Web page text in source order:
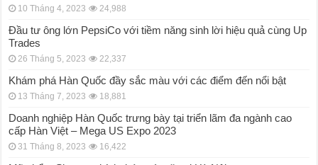
10 Tháng 4, 2023 24,988
Đầu tư ông lớn PepsiCo với tiềm năng sinh lời hiệu quả cùng Up
Trades
26 Tháng 5, 2023 22,337
Khám phá Hàn Quốc đầy sắc màu với các điểm đến nổi bật
13 Tháng 7, 2023 18,881
Doanh nghiệp Hàn Quốc trưng bày tại triển lãm đa ngành cao
cấp Hàn Việt – Mega US Expo 2023
31 Tháng 8, 2023 16,422